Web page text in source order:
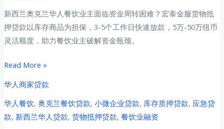
贷
款
全
略：
米
罗
马
新西兰奥克兰华人餐饮业主面临资金周转困难？宏泰金服货物抵
押贷款以库存商品为担保，3-5个工作日快速放款，5万-50万纽币
灵活额度，助力餐饮业主破解资金瓶颈。
奥
兰
华
人
Read More »
华人商家贷款
华人餐饮, 奥克兰餐饮贷款, 小微企业贷款, 库存质押贷款, 应急贷
款, 新西兰华人贷款, 货物抵押贷款, 餐饮业融资